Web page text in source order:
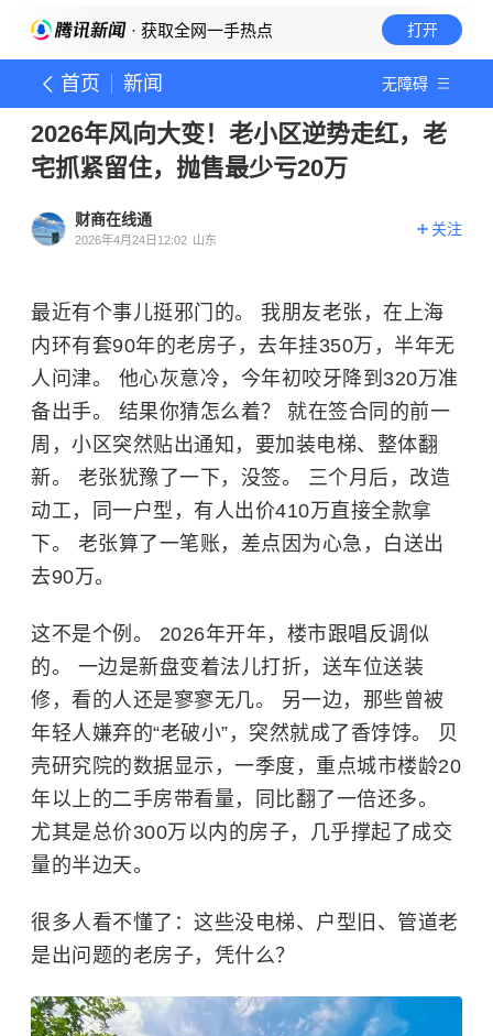
· 获取全网一手热点 打开
首页 新闻 无障碍
2026年风向大变！老小区逆势走红，老
宅抓紧留住，抛售最少亏20万
财商在线通
2026年4月24日12:02 山东
关注
最近有个事儿挺邪门的。 我朋友老张，在上海
内环有套90年的老房子，去年挂350万，半年无
人问津。 他心灰意冷，今年初咬牙降到320万准
备出手。 结果你猜怎么着？ 就在签合同的前一
周，小区突然贴出通知，要加装电梯、整体翻
新。 老张犹豫了一下，没签。 三个月后，改造
动工，同一户型，有人出价410万直接全款拿
下。 老张算了一笔账，差点因为心急，白送出
去90万。
这不是个例。 2026年开年，楼市跟唱反调似
的。 一边是新盘变着法儿打折，送车位送装
修，看的人还是寥寥无几。 另一边，那些曾被
年轻人嫌弃的“老破小”，突然就成了香饽饽。 贝
壳研究院的数据显示，一季度，重点城市楼龄20
年以上的二手房带看量，同比翻了一倍还多。
尤其是总价300万以内的房子，几乎撑起了成交
量的半边天。
很多人看不懂了：这些没电梯、户型旧、管道老
是出问题的老房子，凭什么？